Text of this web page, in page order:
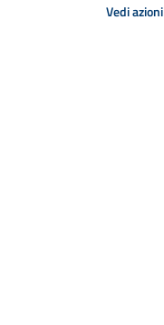
Vedi azioni